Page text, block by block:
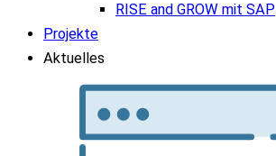
RISE and GROW mit SAP
Projekte
Aktuelles